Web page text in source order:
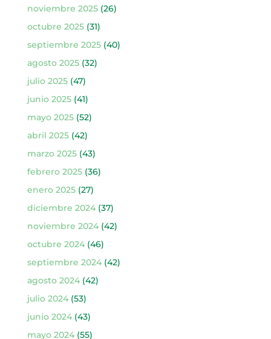
noviembre 2025(26)
octubre 2025(31)
septiembre 2025(40)
agosto 2025(32)
julio 2025(47)
junio 2025(41)
mayo 2025(52)
abril 2025(42)
marzo 2025(43)
febrero 2025(36)
enero 2025(27)
diciembre 2024(37)
noviembre 2024(42)
octubre 2024(46)
septiembre 2024(42)
agosto 2024(42)
julio 2024(53)
junio 2024(43)
mayo 2024(55)